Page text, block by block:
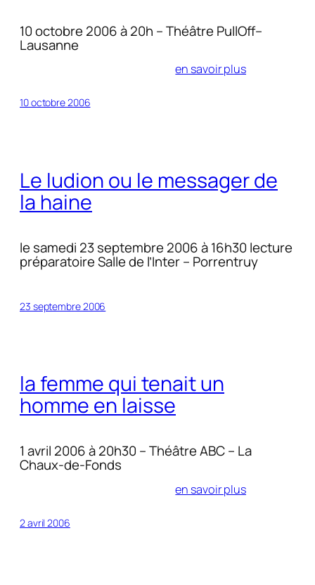
10 octobre 2006 à 20h – Théâtre PullOff–
Lausanne
en savoir plus
10 octobre 2006
Le ludion ou le messager de
la haine
le samedi 23 septembre 2006 à 16h30 lecture
préparatoire Salle de l’Inter – Porrentruy
23 septembre 2006
la femme qui tenait un
homme en laisse
1 avril 2006 à 20h30 – Théâtre ABC – La
Chaux-de-Fonds
en savoir plus
2 avril 2006